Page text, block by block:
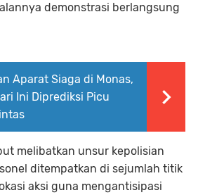
demonstrasi berlangsung
Aparat Siaga di Monas,
Ini Diprediksi Picu
melibatkan unsur kepolisian
ditempatkan di sejumlah titik
aksi guna mengantisipasi